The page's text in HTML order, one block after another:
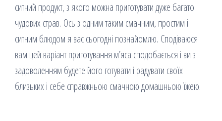
ситний продукт, з якого можна приготувати дуже багато
чудових страв. Ось з одним таким смачним, простим і
ситним блюдом я вас сьогодні познайомлю. Сподіваюся
вам цей варіант приготування м’яса сподобається і ви з
задоволенням будете його готувати і радувати своїх
близьких і себе справжньою смачною домашньою їжею.